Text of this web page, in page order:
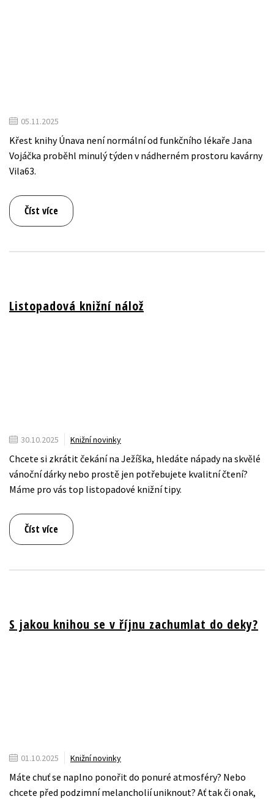
05.11.2025
Křest knihy Únava není normální od funkčního lékaře Jana
Vojáčka proběhl minulý týden v nádherném prostoru kavárny
Vila63.
Číst více
Listopadová knižní nálož
30.10.2025 Knižní novinky
Chcete si zkrátit čekání na Ježíška, hledáte nápady na skvělé
vánoční dárky nebo prostě jen potřebujete kvalitní čtení?
Máme pro vás top listopadové knižní tipy.
Číst více
S jakou knihou se v říjnu zachumlat do deky?
01.10.2025 Knižní novinky
Máte chuť se naplno ponořit do ponuré atmosféry? Nebo
chcete před podzimní melancholií uniknout? Ať tak či onak,